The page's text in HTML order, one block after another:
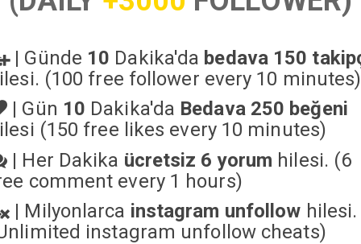
| Günde 10 Dakika'da bedava 150
(100 free follower every 10 minutes)
| Gün 10 Dakika'da Bedava 250 beğeni
(150 free likes every 10 minutes)
| Her Dakika ücretsiz 6 yorum hilesi. (6
comment every 1 hours)
| Milyonlarca instagram unfollow hilesi.
instagram unfollow cheats)